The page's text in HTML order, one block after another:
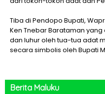
Tiba di Pendopo Bupati,
Ken Tnebar Barataman
dan luhur oleh tua-tua adat
secara simbolis oleh Bupati
Berita Maluku